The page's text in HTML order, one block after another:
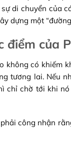
di chuyển của
dựng một
điểm của
không có khiếm
tương lai. Nếu
chỉ chờ tới khi
công nhận